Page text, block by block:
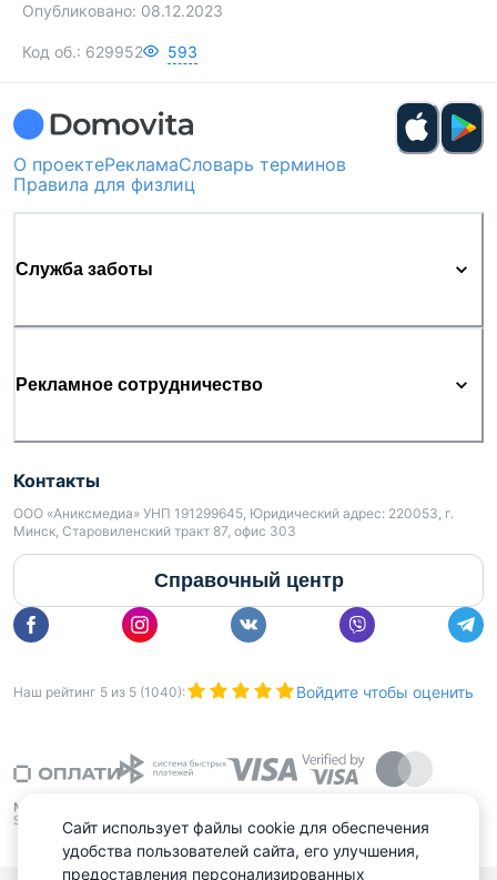
Опубликовано: 08.12.2023
Код об.: 629952 593
О проектеРекламаСловарь терминов
Правила для физлиц
Служба заботы
Рекламное сотрудничество
Контакты
ООО «Аниксмедиа» УНП 191299645, Юридический адрес: 220053, г.
Минск, Старовиленский тракт 87, офис 303
Справочный центр
Наш рейтинг 5 из 5 (1040): Войдите чтобы оценить
Сайт использует файлы cookie для обеспечения
удобства пользователей сайта, его улучшения,
предоставления персонализированных